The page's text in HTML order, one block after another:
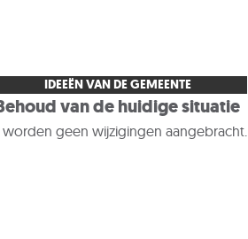
IDEEËN VAN DE GEMEENTE
van de huidige situatie
worden geen wijzigingen aangebracht.